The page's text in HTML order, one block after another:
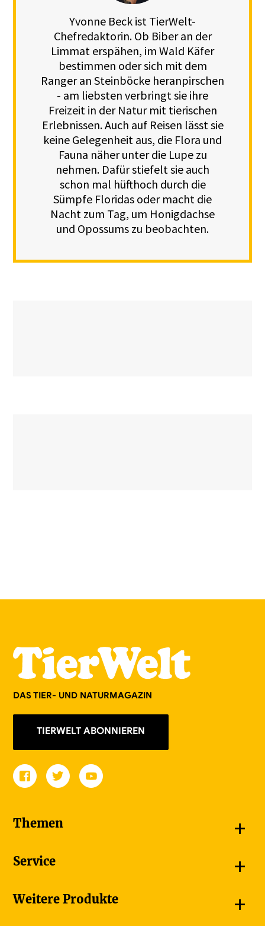
Yvonne Beck ist TierWelt-
Chefredaktorin. Ob Biber an der
Limmat erspähen, im Wald Käfer
bestimmen oder sich mit dem
Ranger an Steinböcke heranpirschen
- am liebsten verbringt sie ihre
Freizeit in der Natur mit tierischen
Erlebnissen. Auch auf Reisen lässt sie
keine Gelegenheit aus, die Flora und
Fauna näher unter die Lupe zu
nehmen. Dafür stiefelt sie auch
schon mal hüfthoch durch die
Sümpfe Floridas oder macht die
Nacht zum Tag, um Honigdachse
und Opossums zu beobachten.
DAS TIER- UND NATURMAGAZIN
TIERWELT ABONNIEREN
Themen +
Goldener Schmetterling
Unsere Videos
Service +
Adressänderung melden
Weitere Produkte +